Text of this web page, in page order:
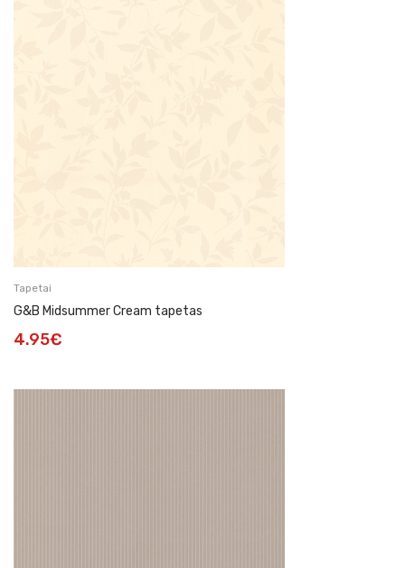
Tapetai
G&B Midsummer Cream tapetas
4.95€